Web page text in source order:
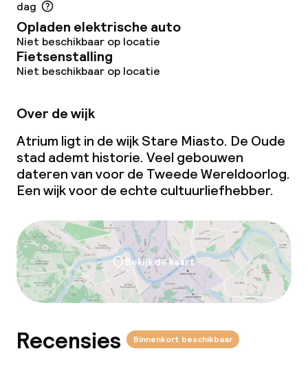
Zakelijke faciliteiten
Conferentieruimte
Vergaderruimte
Beleid
Vrijgezellenfeesten of andere feesten
dag
Opladen elektrische auto
Niet beschikbaar op locatie
Fietsenstalling
Niet beschikbaar op locatie
Over de wijk
Atrium ligt in de wijk Stare Miasto. De Oude
stad ademt historie. Veel gebouwen
dateren van voor de Tweede Wereldoorlog.
Een wijk voor de echte cultuurliefhebber.
Bekijk de kaart
Recensies Binnenkort beschikbaar